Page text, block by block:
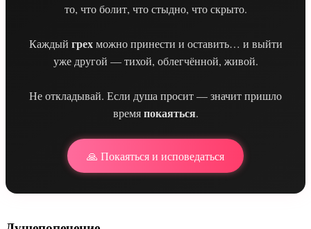
то, что болит, что стыдно, что скрыто.
Каждый грехможно принести и оставить… и выйти
уже другой — тихой, облегчённой, живой.
Не откладывай. Если душа просит — значит пришло
времяпокаяться.
🙏 Покаяться и исповедаться